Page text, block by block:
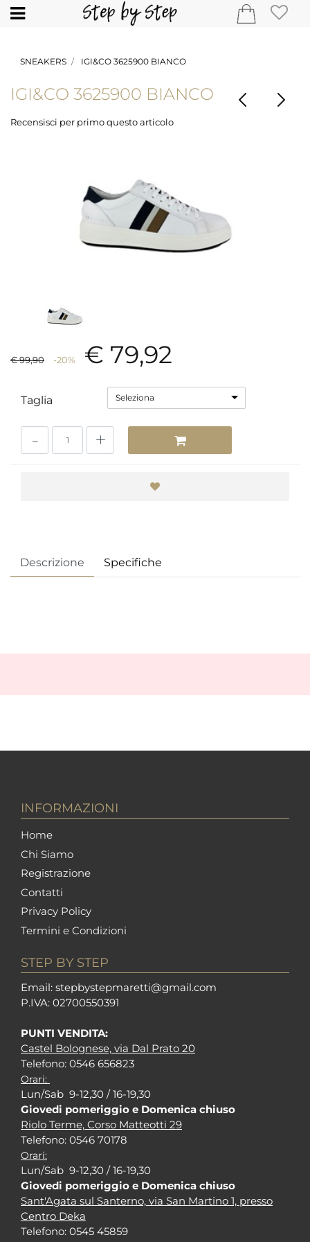
Open
SNEAKERS IGI&CO 3625900 BIANCO
IGI&CO 3625900 BIANCO
Recensisci per primo questo articolo
€ 99,90 -20% € 79,92
Taglia Seleziona
Descrizione Specifiche
INFORMAZIONI
Home
Chi Siamo
Registrazione
Contatti
Privacy Policy
Termini e Condizioni
STEP BY STEP
Email: stepbystepmaretti@gmail.com
P.IVA: 02700550391
PUNTI VENDITA:
Castel Bolognese, via Dal Prato 20
Telefono: 0546 656823
Orari:
Lun/Sab 9-12,30 / 16-19,30
Giovedi pomeriggio e Domenica chiuso
Riolo Terme, Corso Matteotti 29
Telefono: 0546 70178
Orari:
Lun/Sab 9-12,30 / 16-19,30
Giovedi pomeriggio e Domenica chiuso
Sant'Agata sul Santerno, via San Martino 1, presso
Centro Deka
Telefono: 0545 45859